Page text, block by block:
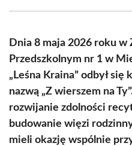
(Twitter)
Dnia 8 maja 2026 roku w
Przedszkolnym nr 1 w
„Leśna Kraina” odbył
nazwą „Z wierszem na
rozwijanie zdolności
budowanie więzi
mieli okazję wspólnie